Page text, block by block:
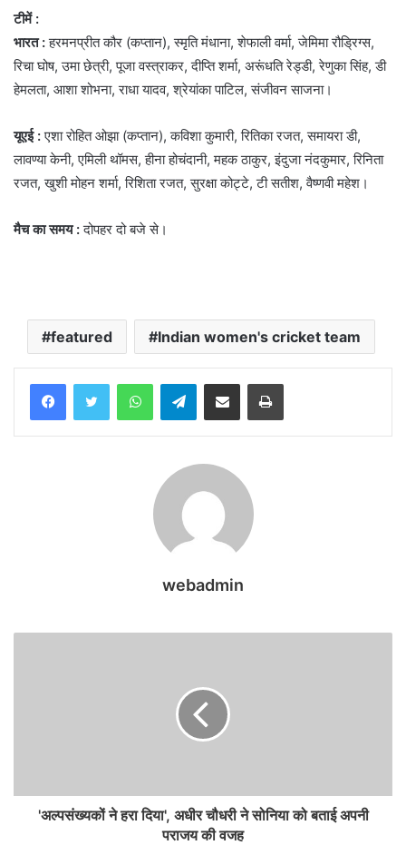
टीमें :
भारत :हरमनप्रीत कौर (कप्तान), स्मृति मंधाना, शेफाली वर्मा, जेमिमा रौड्रिग्स,
रिचा घोष, उमा छेत्री, पूजा वस्त्राकर, दीप्ति शर्मा, अरूंधति रेड्डी, रेणुका सिंह, डी
हेमलता, आशा शोभना, राधा यादव, श्रेयांका पाटिल, संजीवन साजना।
यूएई :एशा रोहित ओझा (कप्तान), कविशा कुमारी, रितिका रजत, समायरा डी,
लावण्या केनी, एमिली थॉमस, हीना होचंदानी, महक ठाकुर, इंदुजा नंदकुमार, रिनिता
रजत, खुशी मोहन शर्मा, रिशिता रजत, सुरक्षा कोट्टे, टी सतीश, वैष्णवी महेश।
मैच का समय :दोपहर दो बजे से।
featured Indian women's cricket team
WhatsAppTelegramShare via Email Print
webadmin
'अल्पसंख्यकों ने हरा दिया', अधीर चौधरी ने सोनिया को बताई अपनी
पराजय की वजह